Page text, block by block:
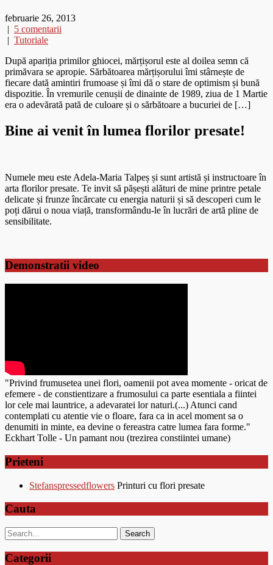
februarie 26, 2013
| 5 comentarii
| Tutoriale
După apariția primilor ghiocei, mărțișorul este al doilea semn că
primăvara se apropie. Sărbătoarea mărțișorului îmi stârnește de
fiecare dată amintiri frumoase și îmi dă o stare de optimism și bună
dispozitie. În vremurile cenușii de dinainte de 1989, ziua de 1 Martie
era o adevărată pată de culoare și o sărbătoare a bucuriei de […]
Bine ai venit în lumea florilor presate!
Numele meu este Adela-Maria Talpeș și sunt artistă și instructoare în
arta florilor presate. Te invit să pășești alături de mine printre petale
delicate și frunze încărcate cu energia naturii și să descoperi cum le
poți dărui o noua viață, transformându-le în lucrări de artă pline de
sensibilitate.
Demonstratii video
"Privind frumusetea unei flori, oamenii pot avea momente - oricat de
efemere - de constientizare a frumosului ca parte esentiala a fiintei
lor cele mai launtrice, a adevaratei lor naturi.(...) Atunci cand
contemplati cu atentie vie o floare, fara ca in acel moment sa o
denumiti in minte, ea devine o fereastra catre lumea fara forme."
Eckhart Tolle - Un pamant nou (trezirea constiintei umane)
Prieteni
Stefanspressedflowers Printuri cu flori presate
Cauta
Categorii